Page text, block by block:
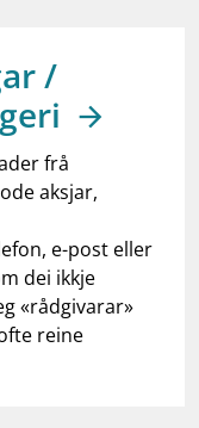
/
frå
aksjar,
e-post eller
dei ikkje
«rådgivarar»
reine